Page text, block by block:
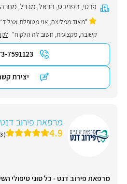
פרטי, הפניקס, הראל,מגדל,
"מאוד ממליצה, אני מטופלת אצל
קשובה, מקצועית, חשוב לה הלקוח"
7591123
יצירת
מרפאת פירוב דנט
4.9 ( 13 חוות דעת )
מרפאת פירוב דנט - כל סוגי טיפולי